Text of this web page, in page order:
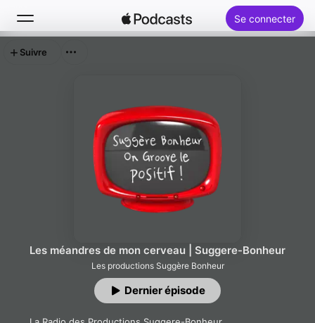
Se connecter
Nouveautés
Classements
Les méandres de mon cerveau | Suggere-Bonheur
Les productions Suggère Bonheur
Dernier épisode
Suivre